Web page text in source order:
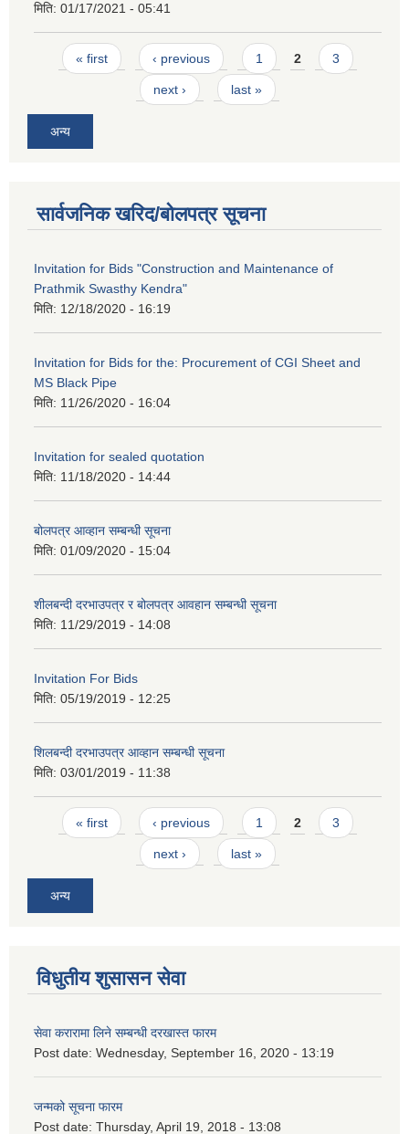
मिति: 01/17/2021 - 05:41
Pages
« first ‹ previous 1 2 3
next › last »
अन्य
सार्वजनिक खरिद/बोलपत्र सूचना
Invitation for Bids "Construction and Maintenance of
Prathmik Swasthy Kendra"
मिति: 12/18/2020 - 16:19
Invitation for Bids for the: Procurement of CGI Sheet and
MS Black Pipe
मिति: 11/26/2020 - 16:04
Invitation for sealed quotation
मिति: 11/18/2020 - 14:44
बोलपत्र आव्हान सम्बन्धी सूचना
मिति: 01/09/2020 - 15:04
शीलबन्दी दरभाउपत्र र बोलपत्र आवहान सम्बन्धी सूचना
मिति: 11/29/2019 - 14:08
Invitation For Bids
मिति: 05/19/2019 - 12:25
शिलबन्दी दरभाउपत्र आव्हान सम्बन्धी सूचना
मिति: 03/01/2019 - 11:38
Pages
« first ‹ previous 1 2 3
next › last »
अन्य
विधुतीय शुसासन सेवा
सेवा करारामा लिने सम्बन्धी दरखास्त फारम
Post date: Wednesday, September 16, 2020 - 13:19
जन्मको सूचना फारम
Post date: Thursday, April 19, 2018 - 13:08